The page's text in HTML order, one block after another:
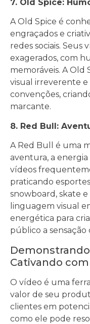
7. Old Spice:
A Old Spice é
engraçados e
redes sociais.
exagerados, com
memoráveis. A Old
visual irreverente e
convenções,
marcante.
8. Red Bull:
A Red Bull é uma
aventura, a energia
vídeos
praticando
snowboard, skate
linguagem visual
energética para
público a sensação
Cativando
O vídeo é uma
valor de seu
clientes em
como ele pode